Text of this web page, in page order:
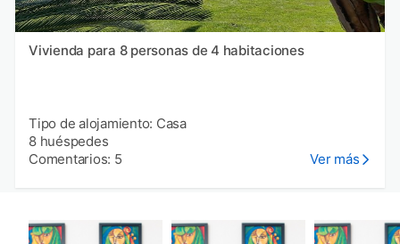
Vivienda para 8 personas de 4 habitaciones
Tipo de alojamiento: Casa
8 huéspedes
Comentarios: 5
Ver más